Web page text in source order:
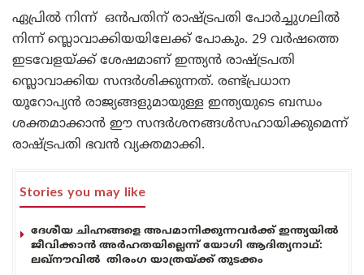
ഏപ്രിൽ നിന്ന് ഒൻപതിന് രാഷ്ട്രപതി പോർച്ചുഗലിൽ
നിന്ന് സ്ലൊവാക്കിയയിലേക്ക് പോകും. 29 വർഷത്തെ
ഇടവേളയ്ക്ക് ശേഷമാണ് ഇന്ത്യൻ രാഷ്ട്രപതി
സ്ലൊവാക്കിയ സന്ദർശിക്കുന്നത്. രണ്ട്പ്രധാന
യൂറോപ്യൻ രാജ്യങ്ങളുമായുള്ള ഇന്ത്യയുടെ ബന്ധം
ശക്തമാക്കാൻ ഈ സന്ദർശനങ്ങൾസഹായിക്കുമെന്ന്
രാഷ്ട്രപതി ഭവൻ വ്യക്തമാക്കി.
Stories you may like
ദേശീയ ചിഹ്നങ്ങളെ അപമാനിക്കുന്നവർക്ക് ഇന്ത്യയിൽ
ജീവിക്കാൻ അർഹതയില്ലെന്ന് യോഗി ആദിത്യനാഥ്:
ലഖ്‌നൗവിൽ തിരംഗ യാത്രയ്ക്ക് തുടക്കം